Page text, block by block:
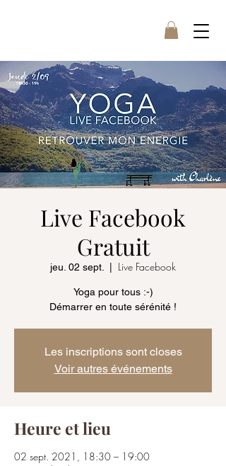
Live Facebook
Gratuit
jeu. 02 sept. Live Facebook
Yoga pour tous :-)
Démarrer en toute sérénité !
Les inscriptions sont closes
Voir autres événements
Heure et lieu
02 sept. 2021, 18:30 – 19:00